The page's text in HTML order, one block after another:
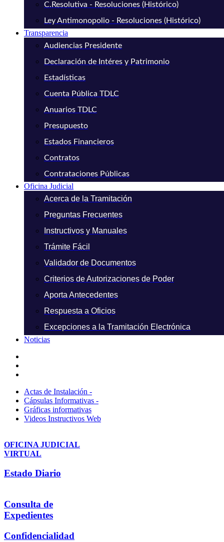
C.Resolutiva - Resoluciones (Histórico)
Ley Antimonopolio - Resoluciones (Histórico)
Transparencia
Audiencias Presidente
Declaración de Intéres y Patrimonio
Estadísticas
Cuenta Pública TDLC
Anuarios TDLC
Presupuesto
Estados Financieros
Contratos
Contrataciones Públicas
Oficina Judicial
Acerca de la Tramitación
Preguntas Frecuentes
Instructivos y Manuales
Trámite Fácil
Validador de Documentos
Criterios de Autorizaciones de Poder
Aporta Antecedentes
Respuesta a Oficios
Excepciones a la Tramitación Electrónica
Noticias
Actas de Instalación -
Cápsulas Informativas -
Gráficas informativas
Videos Instructivos Web
OFICINA JUDICIAL
VIRTUAL
Estado Diario
Consulta de
Expedientes
Confidencialidad